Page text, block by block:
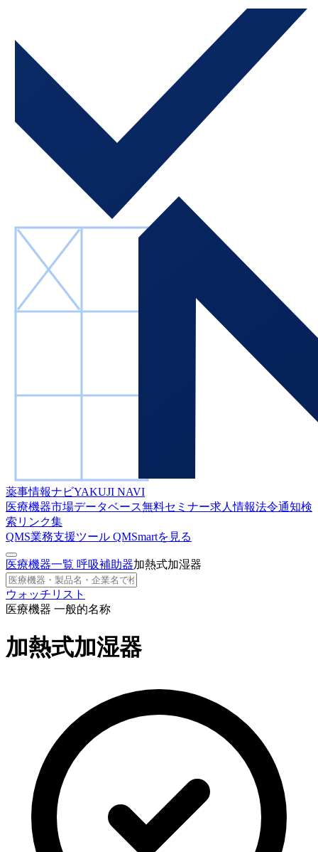
薬事情報ナビYAKUJI NAVI
医療機器市場データベース無料セミナー求人情報法令通知検
索 リンク集
QMS業務支援ツール QMSmartを見る
医療機器一覧 呼吸補助器加熱式加湿器
ウォッチリスト
医療機器 一般的名称
加熱式加湿器